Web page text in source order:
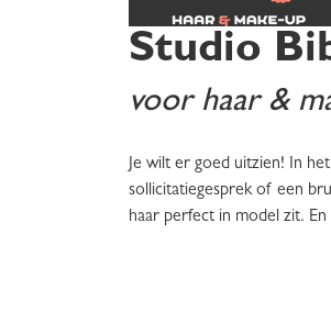
Studio
voor haar &
Je wilt er goed uitzien! In
sollicitatiegesprek of een
haar perfect in model zit.